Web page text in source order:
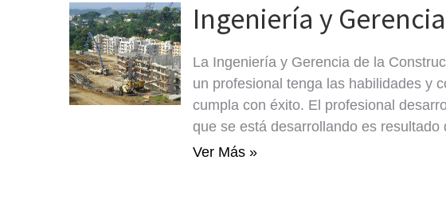
Ingeniería y
La Ingeniería y Gerencia de la
un profesional tenga las habilidades y
cumpla con éxito. El profesional
que se está desarrollando es
Ver Más »